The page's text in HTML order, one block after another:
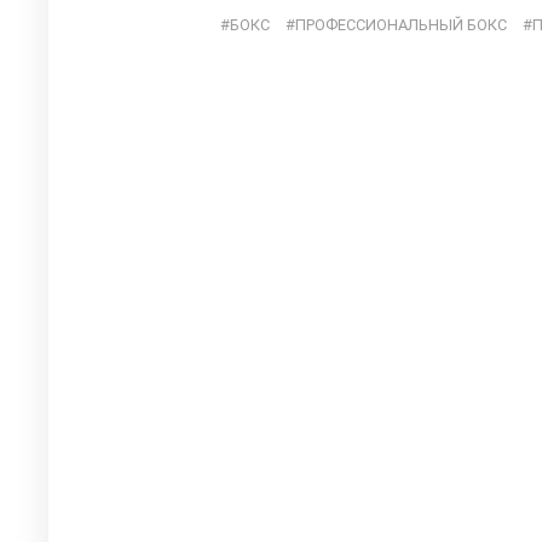
БОКС ПРОФЕССИОНАЛЬНЫЙ БОКС